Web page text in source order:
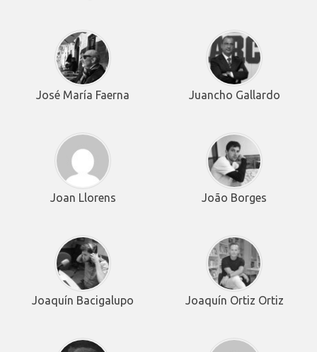
José María Faerna Juancho Gallardo
Joan Llorens João Borges
Joaquín Bacigalupo Joaquín Ortiz Ortiz